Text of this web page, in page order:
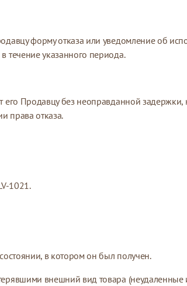
форму отказа или уведомление об
течение указанного периода.
его Продавцу без неоправданной
права отказа.
1021.
в котором он был получен.
внешний вид товара (неудаленные